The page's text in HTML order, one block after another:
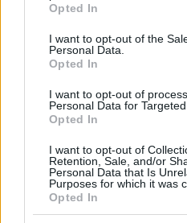
use your data for below
consent section.
Opted In
I want to opt-out of the
Personal Data.
Opted In
I want to opt-out of
Personal Data for Targeted
Opted In
I want to opt-out of
Retention, Sale, and/or
Personal Data that Is
Purposes for which it was
Opted In